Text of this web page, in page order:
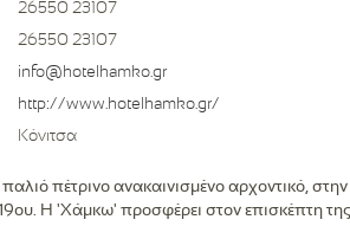
26550 23107
26550 23107
info@hotelhamko.gr
http://www.hotelhamko.gr/
Κόνιτσα
πέτρινο ανακαινισμένο αρχοντικό,
Η 'Χάμκω' προσφέρει στον επισκέπτη